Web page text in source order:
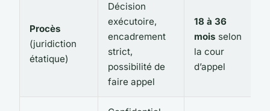
Procès
(juridiction
étatique)
Décision
exécutoire,
encadrement
strict,
possibilité de
faire appel
18 à 36
mois selon
la cour
d’appel